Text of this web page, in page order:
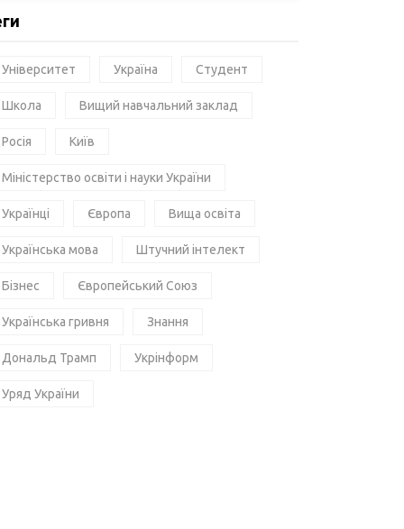
Університет Україна Студент
Школа Вищий навчальний заклад
Росія Київ
Міністерство освіти і науки України
Українці Європа Вища освіта
Українська мова Штучний інтелект
Бізнес Європейський Союз
Українська гривня Знання
Дональд Трамп Укрінформ
Уряд України